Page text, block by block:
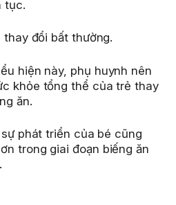
tục.
đổi bất thường.
hiện này, phụ huynh nên
khỏe tổng thể của trẻ thay
ăn.
phát triển của bé cũng
trong giai đoạn biếng ăn